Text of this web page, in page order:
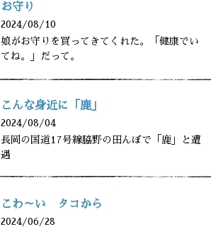
お守り
2024/08/10
娘がお守りを買ってきてくれた。「健康でい
てね。」だって。
こんな身近に「鹿」
2024/08/04
長岡の国道17号線脇野の田んぼで「鹿」と遭
遇
こわ～い タコから
2024/06/28